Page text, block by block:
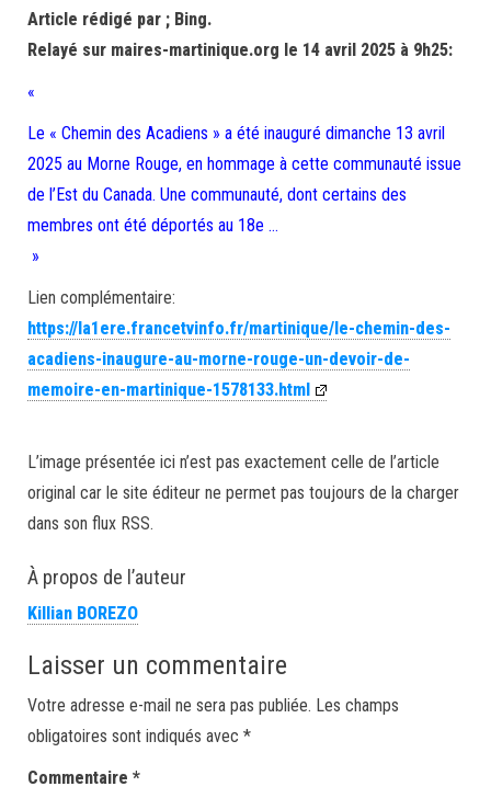
Article rédigé par ; Bing.
Relayé sur maires-martinique.org le 14 avril 2025 à 9h25:
«
Le « Chemin des Acadiens » a été inauguré dimanche 13 avril
2025 au Morne Rouge, en hommage à cette communauté issue
de l’Est du Canada. Une communauté, dont certains des
membres ont été déportés au 18e …
»
Lien complémentaire:
https://la1ere.francetvinfo.fr/martinique/le-chemin-des-
acadiens-inaugure-au-morne-rouge-un-devoir-de-
memoire-en-martinique-1578133.html
L’image présentée ici n’est pas exactement celle de l’article
original car le site éditeur ne permet pas toujours de la charger
dans son flux RSS.
À propos de l’auteur
Killian BOREZO
Laisser un commentaire
Votre adresse e-mail ne sera pas publiée. Les champs
obligatoires sont indiqués avec *
Commentaire *